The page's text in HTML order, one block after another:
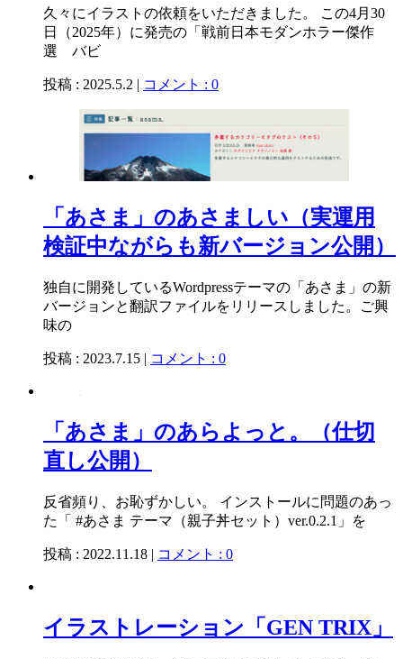
久々にイラストの依頼をいただきました。 この4月30
日（2025年）に発売の「戦前日本モダンホラー傑作
選 バビ
投稿 : 2025.5.2 | コメント : 0
「あさま」のあさましい（実運用
検証中ながらも新バージョン公開）
独自に開発しているWordpressテーマの「あさま」の新
バージョンと翻訳ファイルをリリースしました。ご興
味の
投稿 : 2023.7.15 | コメント : 0
「あさま」のあらよっと。（仕切
直し公開）
反省頻り、お恥ずかしい。 インストールに問題のあっ
た「 #あさま テーマ（親子丼セット）ver.0.2.1」を
投稿 : 2022.11.18 | コメント : 0
イラストレーション「GEN TRIX」